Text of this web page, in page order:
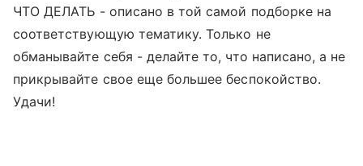
ЧТО ДЕЛАТЬ - описано в той самой подборке на
соответствующую тематику. Только не
обманывайте себя - делайте то, что написано, а не
прикрывайте свое еще большее беспокойство.
Удачи!